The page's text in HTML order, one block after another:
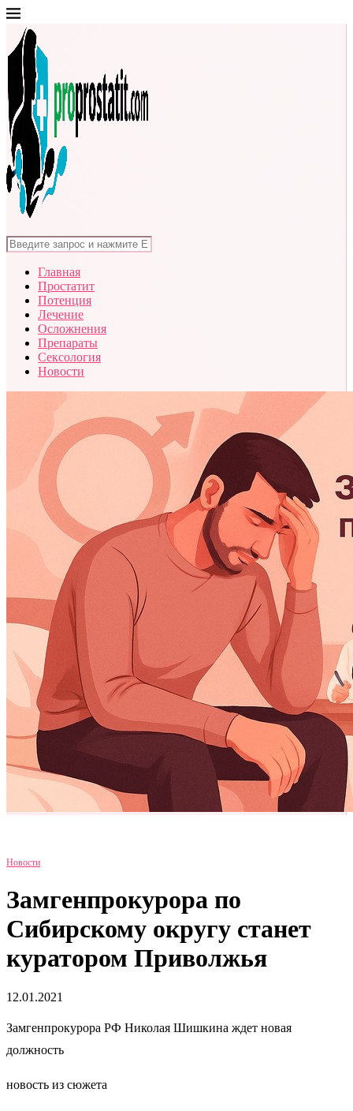
Главная
Простатит
Потенция
Лечение
Осложнения
Препараты
Сексология
Новости
Новости
Замгенпрокурора по
Сибирскому округу станет
куратором Приволжья
12.01.2021
Замгенпрокурора РФ Николая Шишкина ждет новая
должность
новость из сюжета